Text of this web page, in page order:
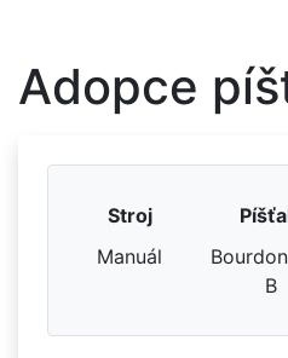
Adopce
Stroj
Manuál
B